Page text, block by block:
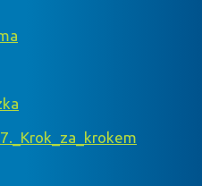
7._Krok_za_krokem